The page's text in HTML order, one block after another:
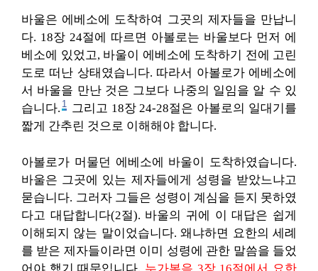
바울은 에베소에 도착하여 그곳의 제자들을 만납니
다. 18장 24절에 따르면 아볼로는 바울보다 먼저 에
베소에 있었고, 바울이 에베소에 도착하기 전에 고린
도로 떠난 상태였습니다. 따라서 아볼로가 에베소에
서 바울을 만난 것은 그보다 나중의 일임을 알 수 있
습니다. 1 그리고 18장 24-28절은 아볼로의 일대기를
짧게 간추린 것으로 이해해야 합니다.
아볼로가 머물던 에베소에 바울이 도착하였습니다.
바울은 그곳에 있는 제자들에게 성령을 받았느냐고
묻습니다. 그러자 그들은 성령이 계심을 듣지 못하였
다고 대답합니다(2절). 바울의 귀에 이 대답은 쉽게
이해되지 않는 말이었습니다. 왜냐하면 요한의 세례
를 받은 제자들이라면 이미 성령에 관한 말씀을 들었
어야 했기 때문입니다. 누가복음 3장 16절에서 요한